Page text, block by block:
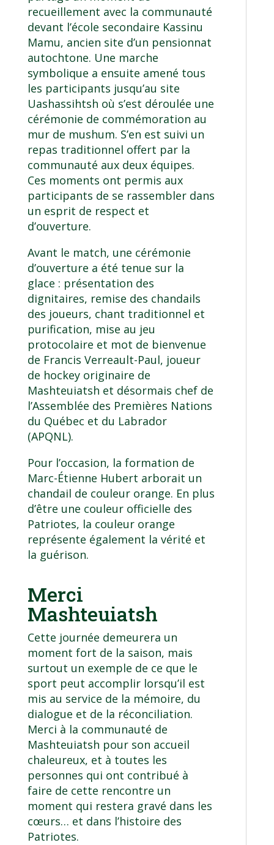
recueillement avec la communauté
devant l’école secondaire Kassinu
Mamu, ancien site d’un pensionnat
autochtone. Une marche
symbolique a ensuite amené tous
les participants jusqu’au site
Uashassihtsh où s’est déroulée une
cérémonie de commémoration au
mur de mushum. S’en est suivi un
repas traditionnel offert par la
communauté aux deux équipes.
Ces moments ont permis aux
participants de se rassembler dans
un esprit de respect et
d’ouverture.
Avant le match, une cérémonie
d’ouverture a été tenue sur la
glace : présentation des
dignitaires, remise des chandails
des joueurs, chant traditionnel et
purification, mise au jeu
protocolaire et mot de bienvenue
de Francis Verreault-Paul, joueur
de hockey originaire de
Mashteuiatsh et désormais chef de
l’Assemblée des Premières Nations
du Québec et du Labrador
(APQNL).
Pour l’occasion, la formation de
Marc-Étienne Hubert arborait un
chandail de couleur orange. En plus
d’être une couleur officielle des
Patriotes, la couleur orange
représente également la vérité et
la guérison.
Merci
Mashteuiatsh
Cette journée demeurera un
moment fort de la saison, mais
surtout un exemple de ce que le
sport peut accomplir lorsqu’il est
mis au service de la mémoire, du
dialogue et de la réconciliation.
Merci à la communauté de
Mashteuiatsh pour son accueil
chaleureux, et à toutes les
personnes qui ont contribué à
faire de cette rencontre un
moment qui restera gravé dans les
cœurs… et dans l’histoire des
Patriotes.